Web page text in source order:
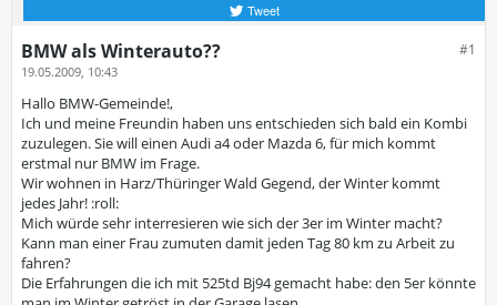
Tweet
#1
BMW als Winterauto??
19.05.2009, 10:43
Hallo BMW-Gemeinde!,
Ich und meine Freundin haben uns entschieden sich bald ein Kombi
zuzulegen. Sie will einen Audi a4 oder Mazda 6, für mich kommt
erstmal nur BMW im Frage.
Wir wohnen in Harz/Thüringer Wald Gegend, der Winter kommt
jedes Jahr! :roll:
Mich würde sehr interresieren wie sich der 3er im Winter macht?
Kann man einer Frau zumuten damit jeden Tag 80 km zu Arbeit zu
fahren?
Die Erfahrungen die ich mit 525td Bj94 gemacht habe: den 5er könnte